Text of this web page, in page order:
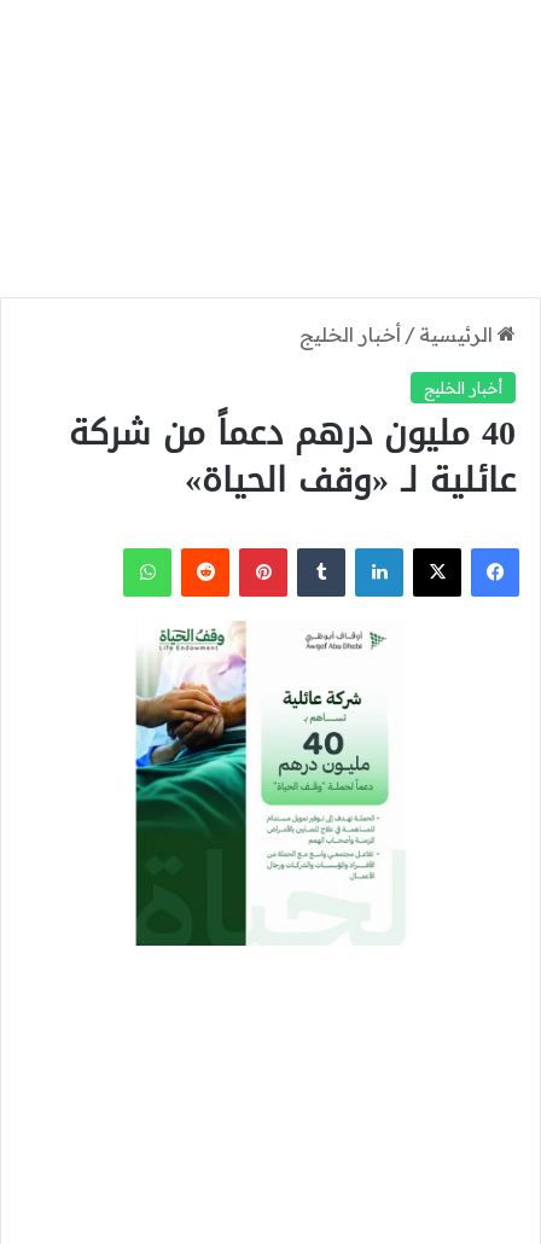
الرئيسية / أخبار الخليج
أخبار الخليج
40 مليون درهم دعماً من شركة
عائلية لـ «وقف الحياة»
فيسبوك
‫X لينكدإن بينتيريست واتساب